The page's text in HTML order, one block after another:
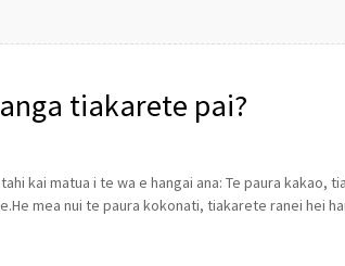
tiakarete pai?
kai matua i te wa e hangai ana: Te paura kakao,
mea nui te paura kokonati, tiakarete ranei hei